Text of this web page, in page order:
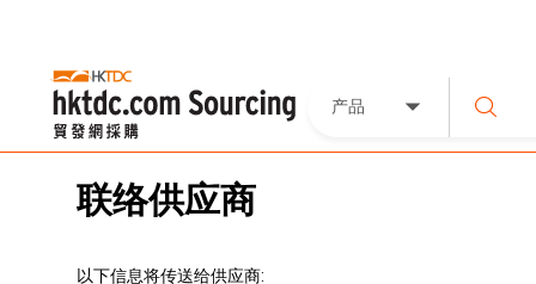
产品
联络供应商
以下信息将传送给供应商: